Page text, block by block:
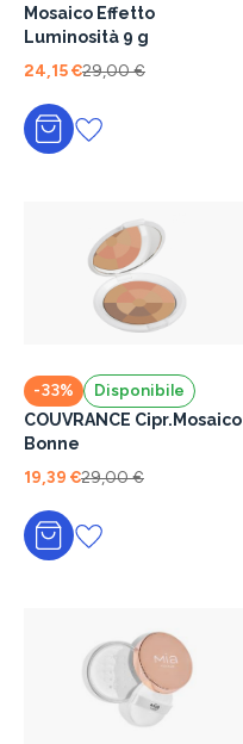
Mosaico Effetto
Luminosità 9 g
24,15 €29,00 €
Aggiungi al carrello
-33% Disponibile
COUVRANCE Cipr.Mosaico
Bonne
19,39 €29,00 €
Aggiungi al carrello